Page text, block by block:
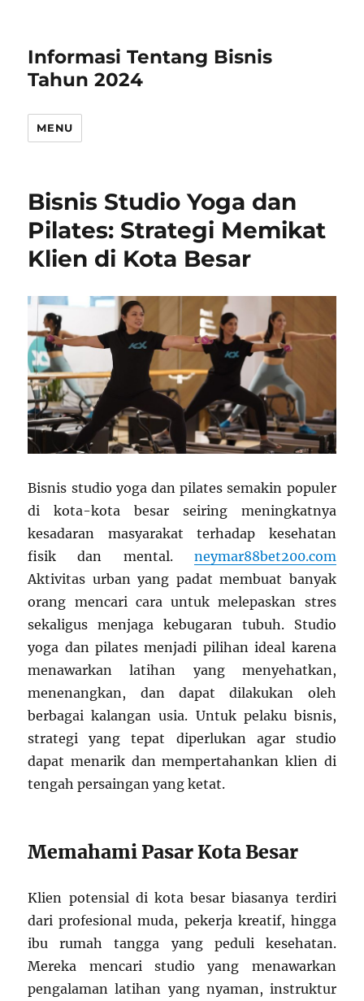
Informasi Tentang Bisnis
Tahun 2024
MENU
Bisnis Studio Yoga dan
Pilates: Strategi Memikat
Klien di Kota Besar
Bisnis studio yoga dan pilates semakin populer
di kota-kota besar seiring meningkatnya
kesadaran masyarakat terhadap kesehatan
fisik dan mental. neymar88bet200.com
Aktivitas urban yang padat membuat banyak
orang mencari cara untuk melepaskan stres
sekaligus menjaga kebugaran tubuh. Studio
yoga dan pilates menjadi pilihan ideal karena
menawarkan latihan yang menyehatkan,
menenangkan, dan dapat dilakukan oleh
berbagai kalangan usia. Untuk pelaku bisnis,
strategi yang tepat diperlukan agar studio
dapat menarik dan mempertahankan klien di
tengah persaingan yang ketat.
Memahami Pasar Kota Besar
Klien potensial di kota besar biasanya terdiri
dari profesional muda, pekerja kreatif, hingga
ibu rumah tangga yang peduli kesehatan.
Mereka mencari studio yang menawarkan
pengalaman latihan yang nyaman, instruktur